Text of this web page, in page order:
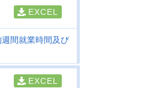
EXCEL
間就業時間及び
EXCEL